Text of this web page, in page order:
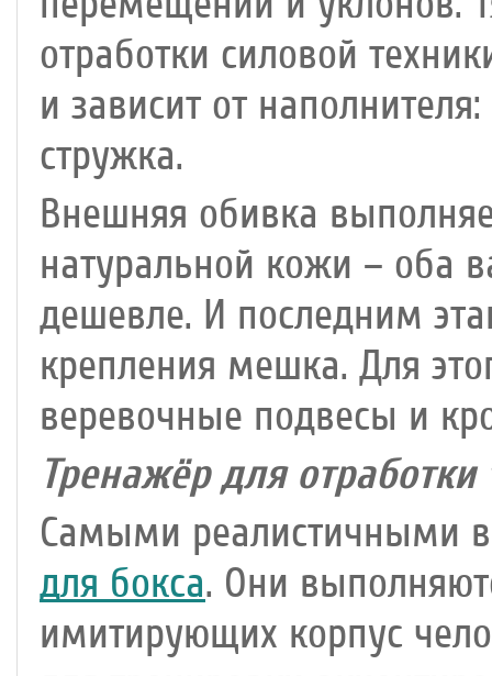
отработки силовой
и зависит от
стружка.
Внешняя обивка
натуральной кожи – оба
дешевле. И последним
крепления мешка. Для
веревочные подвесы и
Тренажёр для
Самыми реалистичными
для бокса. Они
имитирующих корпус